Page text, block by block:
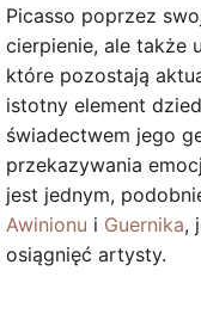
Picasso poprzez
cierpienie, ale także
które pozostają
istotny element
świadectwem jego
przekazywania
jest jednym,
Awinionu i Guernika,
osiągnięć artysty.